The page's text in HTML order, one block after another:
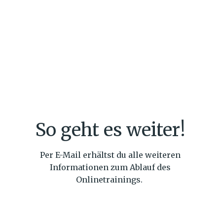
So geht es weiter!
Per E-Mail erhältst du alle weiteren
Informationen zum Ablauf des
Onlinetrainings.